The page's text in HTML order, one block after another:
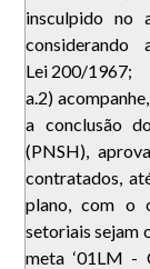
insculpido no
Lei 200/1967;
a.2)
a conclusão
(PNSH),
contratados,
plano, com o
setoriais sejam
meta ‘01LM -